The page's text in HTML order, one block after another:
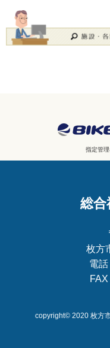
指定管
総
枚方
電
copyright© 2020 枚方